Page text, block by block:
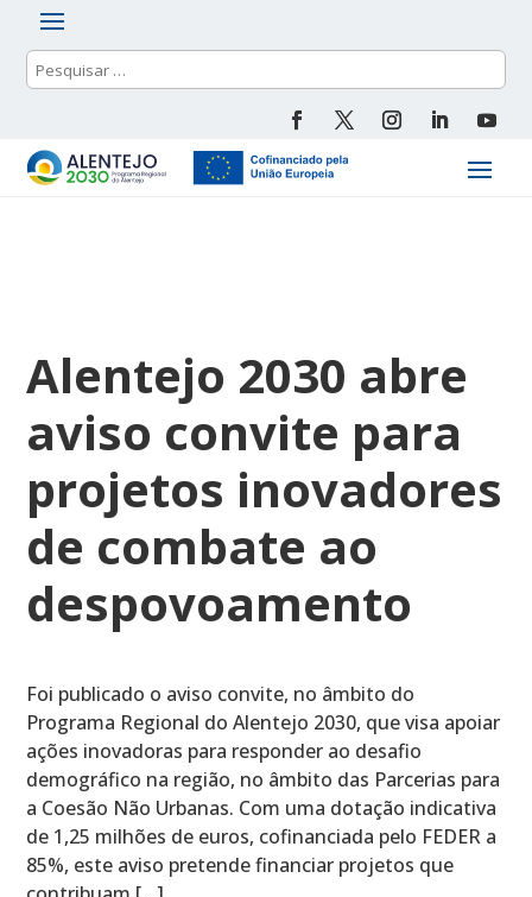
Alentejo 2030 abre
aviso convite para
projetos inovadores
de combate ao
despovoamento
Foi publicado o aviso convite, no âmbito do
Programa Regional do Alentejo 2030, que visa apoiar
ações inovadoras para responder ao desafio
demográfico na região, no âmbito das Parcerias para
a Coesão Não Urbanas. Com uma dotação indicativa
de 1,25 milhões de euros, cofinanciada pelo FEDER a
85%, este aviso pretende financiar projetos que